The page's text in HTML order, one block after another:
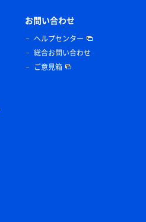
お問い合わせ
ヘルプセンター
総合お問い合わせ
ご意見箱